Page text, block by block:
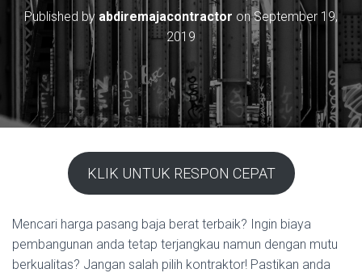
Published by abdiremajacontractor onSeptember 19,
2019
KLIK UNTUK RESPON CEPAT
Mencari harga pasang baja berat terbaik? Ingin biaya
pembangunan anda tetap terjangkau namun dengan mutu
berkualitas? Jangan salah pilih kontraktor! Pastikan anda